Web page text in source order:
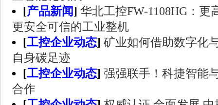
[产品新闻] 华北工控FW-1108HG：更
更安全可信的工业整机
[工控企业动态] 矿业如何借助数字化
自身碳足迹
[工控企业动态] 强强联手！科捷智能
合作